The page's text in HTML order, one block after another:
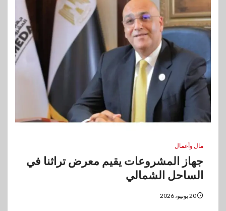
مال وأعمال
جهاز المشروعات يقيم معرض تراثنا في
الساحل الشمالي